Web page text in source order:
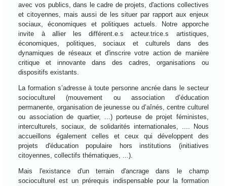
avec vos publics, dans le cadre de projets, d'actions collectives
et citoyennes, mais aussi de les situer par rapport aux enjeux
sociaux, économiques et politiques actuels. Notre apporche
invite à allier les différent.e.s acteur.trice.s artistiques,
économiques, politiques, sociaux et culturels dans des
dynamiques de réseaux et d'inscrire votre action de manière
critique et innovante dans des cadres, organisations ou
dispositifs existants.
La formation s’adresse à toute personne ancrée dans le secteur
socioculturel (mouvement ou association d’éducation
permanente, organisation de jeunesse ou d’aînés, centre culturel
ou association de quartier, ...) porteuse de projet féministes,
interculturels, sociaux, de solidarités internationales, .... Nous
accueillons également celles et ceux qui développent des
projets d'éducation populaire hors institutions (initiatives
citoyennes, collectifs thématiques, ...).
Mais l'existance d'un terrain d'ancrage dans le champ
socioculturel est un prérequis indispensable pour la formation